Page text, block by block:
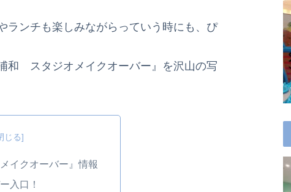
ランチも楽しみながらっていう時にも、ぴ
和 スタジオメイクオーバー』を沢山の写
イクオーバー』情報
入口！